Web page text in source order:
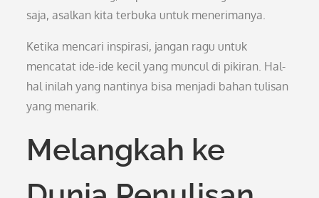
saja, asalkan kita terbuka untuk menerimanya.
Ketika mencari inspirasi, jangan ragu untuk
mencatat ide-ide kecil yang muncul di pikiran. Hal-
hal inilah yang nantinya bisa menjadi bahan tulisan
yang menarik.
Melangkah ke